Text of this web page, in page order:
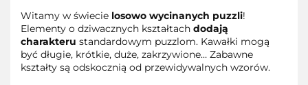
Witamy w świecie losowo wycinanych puzzli!
Elementy o dziwacznych kształtach dodają
charakteru standardowym puzzlom. Kawałki mogą
być długie, krótkie, duże, zakrzywione… Zabawne
kształty są odskocznią od przewidywalnych wzorów.